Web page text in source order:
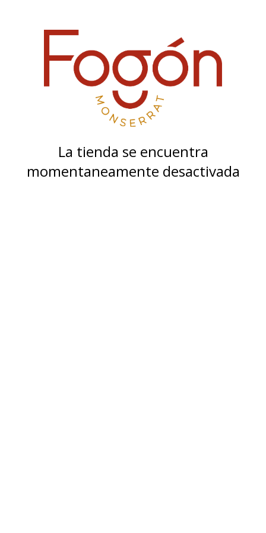
La tienda se encuentra
momentaneamente desactivada